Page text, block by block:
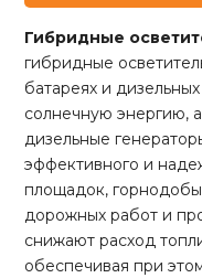
Гибридные
гибридные
батареях и
солнечную энергию,
дизельные
эффективного и
площадок,
дорожных работ и
снижают расход
обеспечивая при